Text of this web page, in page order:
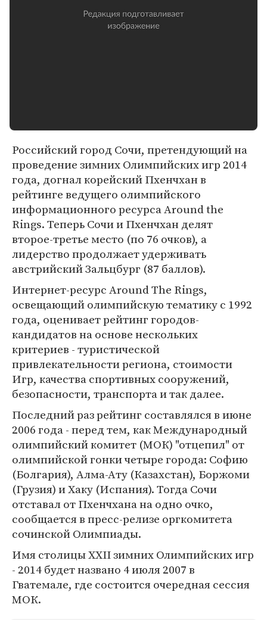
Российский город Сочи, претендующий на
проведение зимних Олимпийских игр 2014
года, догнал корейский Пхенчхан в
рейтинге ведущего олимпийского
информационного ресурса Around the
Rings. Теперь Сочи и Пхенчхан делят
второе-третье место (по 76 очков), а
лидерство продолжает удерживать
австрийский Зальцбург (87 баллов).
Интернет-ресурс Around The Rings,
освещающий олимпийскую тематику с 1992
года, оценивает рейтинг городов-
кандидатов на основе нескольких
критериев - туристической
привлекательности региона, стоимости
Игр, качества спортивных сооружений,
безопасности, транспорта и так далее.
Последний раз рейтинг составлялся в июне
2006 года - перед тем, как Международный
олимпийский комитет (МОК) "отцепил" от
олимпийской гонки четыре города: Софию
(Болгария), Алма-Ату (Казахстан), Боржоми
(Грузия) и Хаку (Испания). Тогда Сочи
отставал от Пхенчхана на одно очко,
сообщается в пресс-релизе оргкомитета
сочинской Олимпиады.
Имя столицы XXII зимних Олимпийских игр
- 2014 будет названо 4 июля 2007 в
Гватемале, где состоится очередная сессия
МОК.